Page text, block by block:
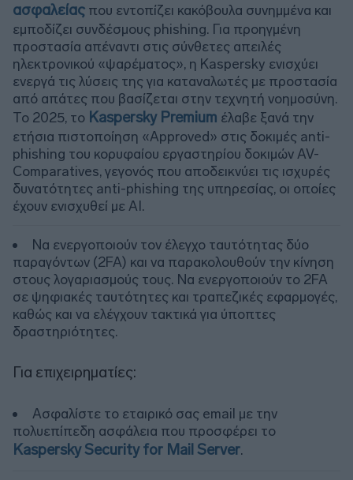
ασφαλείας που εντοπίζει κακόβουλα συνημμένα και
εμποδίζει συνδέσμους phishing. Για προηγμένη
προστασία απέναντι στις σύνθετες απειλές
ηλεκτρονικού «ψαρέματος», η Kaspersky ενισχύει
ενεργά τις λύσεις της για καταναλωτές με προστασία
από απάτες που βασίζεται στην τεχνητή νοημοσύνη.
Το 2025, το Kaspersky Premium έλαβε ξανά την
ετήσια πιστοποίηση «Approved» στις δοκιμές anti-
phishing του κορυφαίου εργαστηρίου δοκιμών AV-
Comparatives, γεγονός που αποδεικνύει τις ισχυρές
δυνατότητες anti-phishing της υπηρεσίας, οι οποίες
έχουν ενισχυθεί με AI.
Να ενεργοποιούν τον έλεγχο ταυτότητας δύο
παραγόντων (2FA) και να παρακολουθούν την κίνηση
στους λογαριασμούς τους. Να ενεργοποιούν το 2FA
σε ψηφιακές ταυτότητες και τραπεζικές εφαρμογές,
καθώς και να ελέγχουν τακτικά για ύποπτες
δραστηριότητες.
Για επιχειρηματίες:
Ασφαλίστε το εταιρικό σας email με την
πολυεπίπεδη ασφάλεια που προσφέρει το
Kaspersky Security for Mail Server.